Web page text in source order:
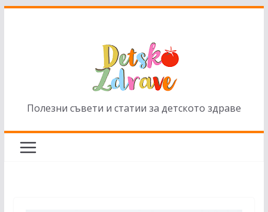
Полезни съвети и статии за детското здраве